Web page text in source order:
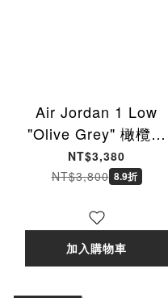
Air Jordan 1 Low
"Olive Grey" 橄欖灰
棕色 麂皮 休閒鞋 男鞋
553558-046 [台灣現
NT$3,380
NT$3,800 8.9折
加入購物車